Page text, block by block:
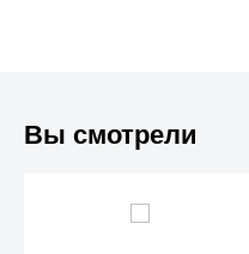
Вы смотрели